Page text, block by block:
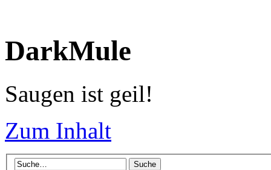
DarkMule
Saugen ist geil!
Zum Inhalt